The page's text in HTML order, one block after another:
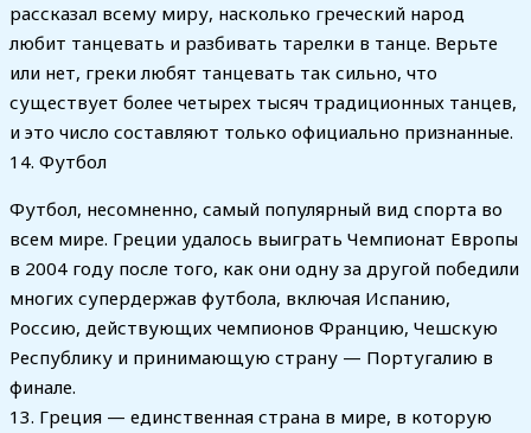
рассказал всему миру, насколько греческий народ
любит танцевать и разбивать тарелки в танце. Верьте
или нет, греки любят танцевать так сильно, что
существует более четырех тысяч традиционных танцев,
и это число составляют только официально признанные.
14. Футбол
Футбол, несомненно, самый популярный вид спорта во
всем мире. Греции удалось выиграть Чемпионат Европы
в 2004 году после того, как они одну за другой победили
многих супердержав футбола, включая Испанию,
Россию, действующих чемпионов Францию, Чешскую
Республику и принимающую страну — Португалию в
финале.
13. Греция — единственная страна в мире, в которую